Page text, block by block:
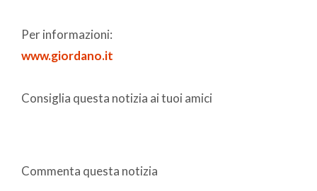
Per informazioni:
www.giordano.it
Consiglia questa notizia ai tuoi amici
Commenta questa notizia